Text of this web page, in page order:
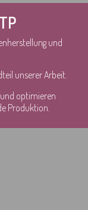
und
unserer Arbeit.
optimieren
Produktion.